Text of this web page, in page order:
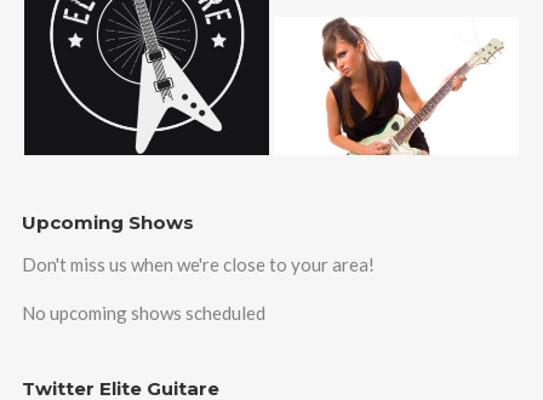
Upcoming Shows
Don't miss us when we're close to your area!
No upcoming shows scheduled
Twitter Elite Guitare